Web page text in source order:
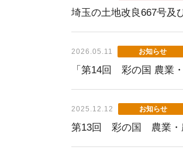
埼玉の土地改良667号及
2026.05.11 お知らせ
「第14回 彩の国 農業
2025.12.12 お知らせ
第13回 彩の国 農業・